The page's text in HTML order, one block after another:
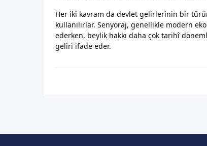
Her iki kavram da devlet gelirlerinin bir
kullanılırlar. Senyoraj, genellikle modern
ederken, beylik hakkı daha çok tarihî
geliri ifade eder.